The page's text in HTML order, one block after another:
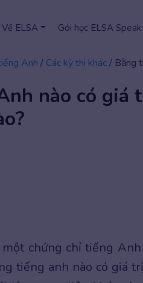
Về ELSA Gói học ELSA Speak
Anh / Các kỳ thi khác/ Bằng
nào có giá
chứng chỉ tiếng
tiếng anh nào có giá